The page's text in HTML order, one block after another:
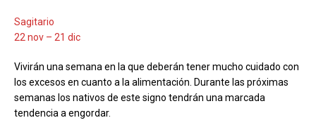
Sagitario
22 nov – 21 dic
Vivirán una semana en la que deberán tener mucho cuidado con
los excesos en cuanto a la alimentación. Durante las próximas
semanas los nativos de este signo tendrán una marcada
tendencia a engordar.